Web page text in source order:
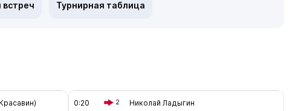
встреч Турнирная таблица
0:20 2 Николай Ладыгин